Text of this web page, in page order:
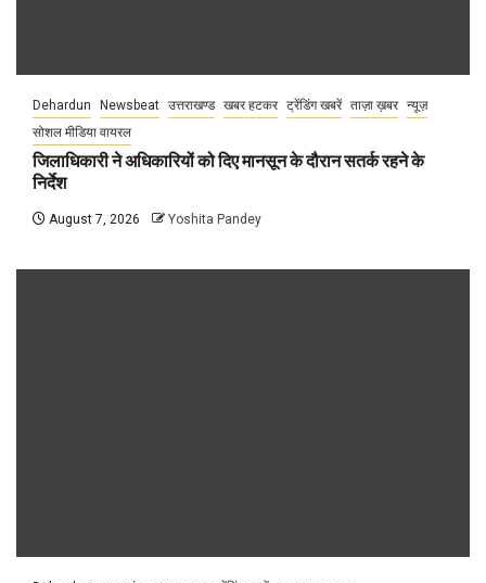
Dehardun Newsbeat उत्तराखण्ड खबर हटकर ट्रेंडिंग खबरें ताज़ा ख़बर न्यूज़
सोशल मीडिया वायरल
जिलाधिकारी ने अधिकारियों को दिए मानसून के दौरान सतर्क रहने के
निर्देश
August 7, 2026 Yoshita Pandey